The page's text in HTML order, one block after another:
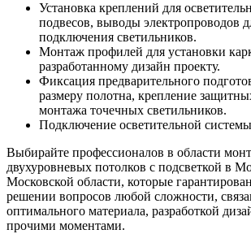
Установка креплений для
подвесов, выводы электропроводов
подключения светильников.
Монтаж профилей для установки
разработанному дизайн проекту.
Фиксация предварительного
размеру полотна, крепление
монтажа точечных светильников.
Подключение осветительной
Выбирайте профессионалов в области
двухуровневых потолков с подсветкой в
Московской области, которые
решении вопросов любой сложности,
оптимального материала, разработкой
прочими моментами.